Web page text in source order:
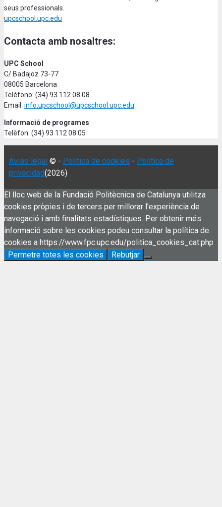
seus professionals.
upcschool.upc.edu
Contacta amb nosaltres:
UPC School
C/ Badajoz 73-77
08005 Barcelona
Teléfono: (34) 93 112 08 08
Email: info.upcschool@upcschool.upc.edu
Informació de programes
Telèfon: (34) 93 112 08 05
Aviso legal © - Política de cookies - Política de
privacidad(2026)
El lloc web de la Fundació Politècnica de Catalunya utilitza
cookies pròpies i de tercers per millorar l'experiència de
navegació i amb finalitats estadístiques. Per obtenir més
informació sobre les cookies podeu consultar la política de
cookies a https://www.fpc.upc.edu/politica_cookies_cat.php
Permetre totes les cookies
Rebutjar